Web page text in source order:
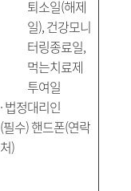
퇴소일(해제
일),건강모니
터링종료일,
먹는치료제
투여일
·법정대리인
(필수)핸드폰(연락
처)